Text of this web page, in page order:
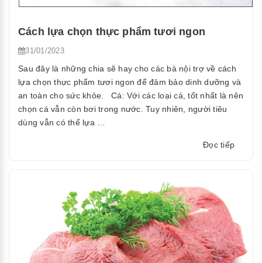
Cách lựa chọn thực phẩm tươi ngon
31/01/2023
Sau đây là những chia sẽ hay cho các bà nội trợ về cách
lựa chọn thực phẩm tươi ngon để đảm bảo dinh dưỡng và
an toàn cho sức khỏe. Cá: Với các loại cá, tốt nhất là nên
chọn cá vẫn còn bơi trong nước. Tuy nhiên, người tiêu
dùng vẫn có thể lựa …
Đọc tiếp“Cách
ngon”